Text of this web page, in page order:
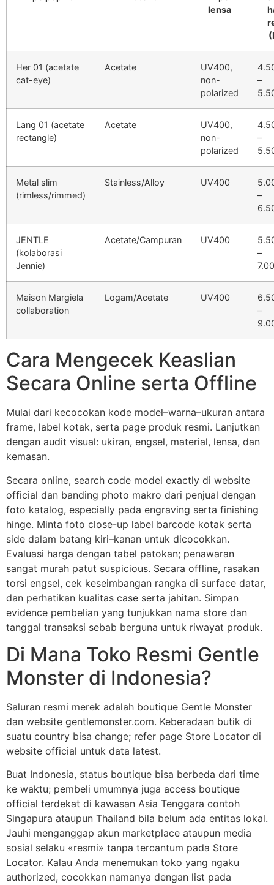
lensa
Her 01 (acetate
cat-eye)
Acetate
UV400,
non-
polarized
–
Lang 01 (acetate
rectangle)
Acetate
UV400,
non-
polarized
–
Metal slim
(rimless/rimmed)
Stainless/Alloy UV400
–
JENTLE
(kolaborasi
Jennie)
Acetate/Campuran UV400
–
Maison Margiela
collaboration
Logam/Acetate UV400
–
Cara Mengecek Keaslian
Secara Online serta Offline
Mulai dari kecocokan kode model–warna–ukuran antara
frame, label kotak, serta page produk resmi. Lanjutkan
dengan audit visual: ukiran, engsel, material, lensa, dan
kemasan.
Secara online, search code model exactly di website
official dan banding photo makro dari penjual dengan
foto katalog, especially pada engraving serta finishing
hinge. Minta foto close-up label barcode kotak serta
side dalam batang kiri–kanan untuk dicocokkan.
Evaluasi harga dengan tabel patokan; penawaran
sangat murah patut suspicious. Secara offline, rasakan
torsi engsel, cek keseimbangan rangka di surface datar,
dan perhatikan kualitas case serta jahitan. Simpan
evidence pembelian yang tunjukkan nama store dan
tanggal transaksi sebab berguna untuk riwayat produk.
Di Mana Toko Resmi Gentle
Monster di Indonesia?
Saluran resmi merek adalah boutique Gentle Monster
dan website gentlemonster.com. Keberadaan butik di
suatu country bisa change; refer page Store Locator di
website official untuk data latest.
Buat Indonesia, status boutique bisa berbeda dari time
ke waktu; pembeli umumnya juga access boutique
official terdekat di kawasan Asia Tenggara contoh
Singapura ataupun Thailand bila belum ada entitas lokal.
Jauhi menganggap akun marketplace ataupun media
sosial selaku «resmi» tanpa tercantum pada Store
Locator. Kalau Anda menemukan toko yang ngaku
authorized, cocokkan namanya dengan list pada